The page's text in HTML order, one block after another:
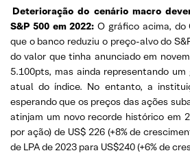
Deterioração do cenário macro
S&P 500 em 2022: O gráfico acima, do
que o banco reduziu o preço-alvo do
do valor que tinha anunciado em
5.100pts, mas ainda representando um
atual do índice. No entanto, a
esperando que os preços das ações
atinjam um novo recorde histórico em
por ação) de US$ 226 (+8% de
de LPA de 2023 para US$240 (+6% de